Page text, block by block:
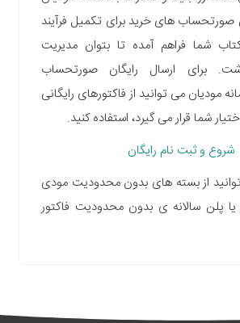
های خرید برای تکمیل فرآیند
شما فراهم آمده تا بتوان مدیریت
برای ارسال رایگان صورتحساب
مودیان می توانید از فاکتورهای رایگانی
شما قرار می گیرد، استفاده کنید.
شروع و ثبت نام رایگان
از بسته های بدون محدودیت مودی
پلن سالانه ی بدون محدودیت فاکتور